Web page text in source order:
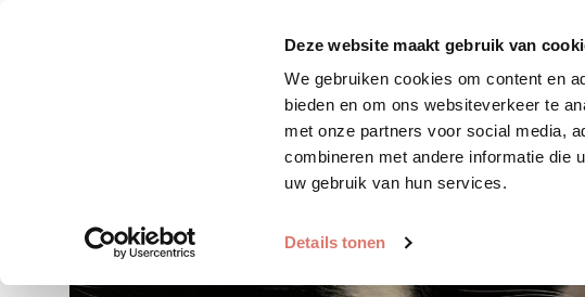
Deze website maakt gebruik van
We gebruiken cookies om content en
bieden en om ons websiteverkeer te
met onze partners voor social media,
combineren met andere informatie die
uw gebruik van hun services.
Details tonen
Zoek huisdier Plaats huisdier